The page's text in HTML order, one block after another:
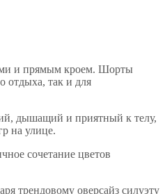
и прямым кроем. Шорты
отдыха, так и для
дышащий и приятный к телу,
на улице.
сочетание цветов
трендовому оверсайз силуэту